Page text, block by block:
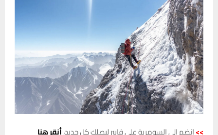
>>انضم الى السومرية على فايبر ليصلك كل جديد،أنقر هنا